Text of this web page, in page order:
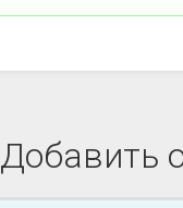
Добавить